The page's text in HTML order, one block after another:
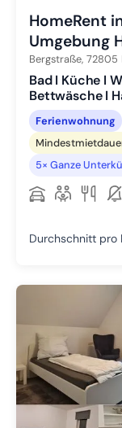
HomeRent
Umgebung
Bergstraße, 72805
Bad I Küche I
Bettwäsche I
Ferienwohnung
5× Ganze
Durchschnitt pro